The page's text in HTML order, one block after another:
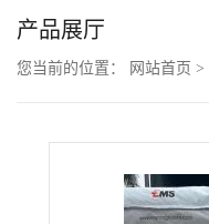
页
公
产品展厅
您当前的位置： 网站首页 >